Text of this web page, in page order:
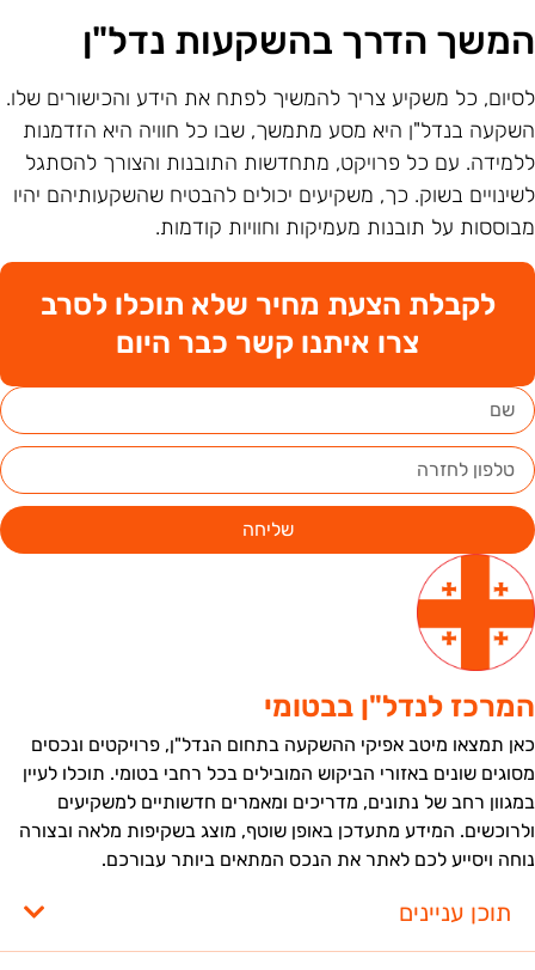
הדרך בהשקעות נדל"ן
כל משקיע צריך להמשיך לפתח את הידע והכישורים שלו.
בנדל"ן היא מסע מתמשך, שבו כל חוויה היא הזדמנות
עם כל פרויקט, מתחדשות התובנות והצורך להסתגל
בשוק. כך, משקיעים יכולים להבטיח שהשקעותיהם יהיו
על תובנות מעמיקות וחוויות קודמות.
לקבלת הצעת מחיר שלא תוכלו לסרב
צרו איתנו קשר כבר היום
שליחה
לנדל"ן בבטומי
תמצאו מיטב אפיקי ההשקעה בתחום הנדל"ן, פרויקטים ונכסים
שונים באזורי הביקוש המובילים בכל רחבי בטומי. תוכלו לעיין
רחב של נתונים, מדריכים ומאמרים חדשותיים למשקיעים
המידע מתעדכן באופן שוטף, מוצג בשקיפות מלאה ובצורה
ויסייע לכם לאתר את הנכס המתאים ביותר עבורכם.
תוכן עניינים